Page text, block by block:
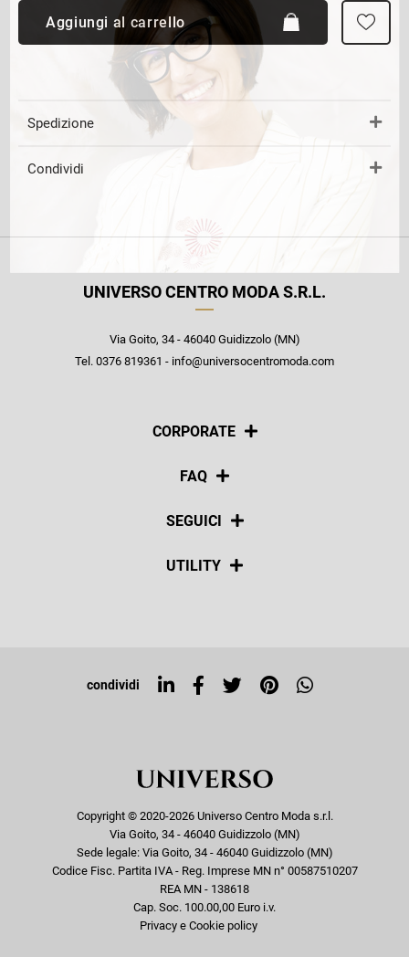
Aggiungi al carrello
Spedizione
Condividi
UNIVERSO CENTRO MODA S.R.L.
Via Goito, 34 - 46040 Guidizzolo (MN)
Tel. 0376 819361 - info@universocentromoda.com
CORPORATE
Chi siamo
FAQ
Pagamenti
SEGUICI
Social
UTILITY
Top ricerche
condividi
Copyright © 2020-2026 Universo Centro Moda s.r.l.
Via Goito, 34 - 46040 Guidizzolo (MN)
Sede legale: Via Goito, 34 - 46040 Guidizzolo (MN)
Codice Fisc. Partita IVA - Reg. Imprese MN n° 00587510207
REA MN - 138618
Cap. Soc. 100.00,00 Euro i.v.
Privacy e Cookie policy